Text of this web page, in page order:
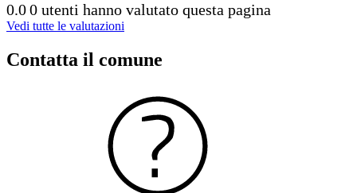
0.00 utenti hanno valutato questa pagina
Vedi tutte le valutazioni
Contatta il comune